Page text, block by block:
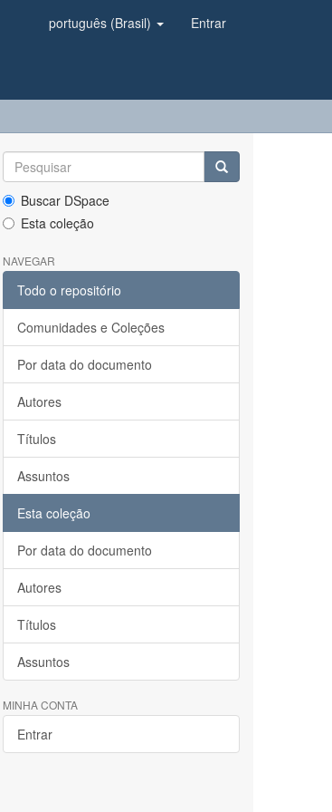
português (Brasil) Entrar
Buscar DSpace
Esta coleção
NAVEGAR
Todo o repositório
Comunidades e Coleções
Por data do documento
Autores
Títulos
Assuntos
Esta coleção
Por data do documento
Autores
Títulos
Assuntos
MINHA CONTA
Entrar